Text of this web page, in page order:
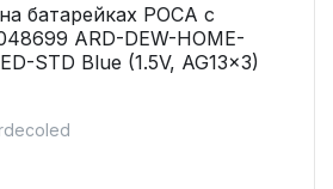
батарейках РОСА с
ARD-DEW-HOME-
STD Blue (1.5V, AG13x3)